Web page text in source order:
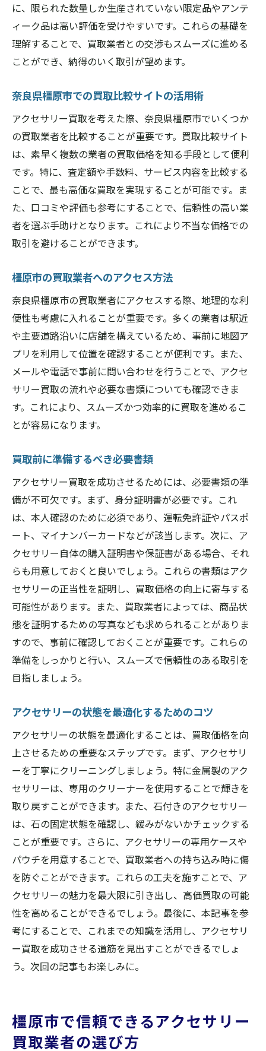
アクセサリーの鑑定を信頼できる場所で
不正な買取業者を見抜く方法
査定時に確認すべきポイント
橿原市での賢い取引を学ぶ
を実現する方法
市場調査を元にした価格設定
買取業者の提示価格を見極める
適正価格を引き出す交渉術
付加価値を活かした販売
橿原市の買取相場を利用する
契約の前に押さえておくべきこと
橿原市のアクセサリー買取で安心して取引する
契約書の内容を理解する
買取に伴うリスクを最小限にする
買取後のサポートを確認
信頼できる顧客対応の見極め方
橿原市での法令遵守を確認する
トラブル対応のための準備
大切なアクセサリーを買取に出す際の奈良県橿
原市での注意点
入れ法
買取前に確認すべきアクセサリーの状態
包装や保管状態が買取に与える影響
大切なアクセサリーを手放す時の心構え
査定員に聞いておくべき質問
橿原市での適切なタイミングを見極める
アクセサリー買取を成功させる！橿原市での効
果的な取引手法
取引をスムーズに進めるための準備
買取業者との交渉を成功させる秘訣
橿原市での有利な取引を選ぶ
買取業者から提示される条件を活用
お得な取引を実現するための心がけ
に、限られた数量しか生産されていない限定品やアンテ
ィーク品は高い評価を受けやすいです。これらの基礎を
理解することで、買取業者との交渉もスムーズに進める
ことができ、納得のいく取引が望めます。
奈良県橿原市での買取比較サイトの活用術
アクセサリー買取を考えた際、奈良県橿原市でいくつか
の買取業者を比較することが重要です。買取比較サイト
は、素早く複数の業者の買取価格を知る手段として便利
です。特に、査定額や手数料、サービス内容を比較する
ことで、最も高価な買取を実現することが可能です。ま
た、口コミや評価も参考にすることで、信頼性の高い業
者を選ぶ手助けとなります。これにより不当な価格での
取引を避けることができます。
橿原市の買取業者へのアクセス方法
奈良県橿原市の買取業者にアクセスする際、地理的な利
便性も考慮に入れることが重要です。多くの業者は駅近
や主要道路沿いに店舗を構えているため、事前に地図ア
プリを利用して位置を確認することが便利です。また、
メールや電話で事前に問い合わせを行うことで、アクセ
サリー買取の流れや必要な書類についても確認できま
す。これにより、スムーズかつ効率的に買取を進めるこ
とが容易になります。
買取前に準備するべき必要書類
アクセサリー買取を成功させるためには、必要書類の準
備が不可欠です。まず、身分証明書が必要です。これ
は、本人確認のために必須であり、運転免許証やパスポ
ート、マイナンバーカードなどが該当します。次に、ア
クセサリー自体の購入証明書や保証書がある場合、それ
らも用意しておくと良いでしょう。これらの書類はアク
セサリーの正当性を証明し、買取価格の向上に寄与する
可能性があります。また、買取業者によっては、商品状
態を証明するための写真なども求められることがありま
すので、事前に確認しておくことが重要です。これらの
準備をしっかりと行い、スムーズで信頼性のある取引を
目指しましょう。
アクセサリーの状態を最適化するためのコツ
アクセサリーの状態を最適化することは、買取価格を向
上させるための重要なステップです。まず、アクセサリ
ーを丁寧にクリーニングしましょう。特に金属製のアク
セサリーは、専用のクリーナーを使用することで輝きを
取り戻すことができます。また、石付きのアクセサリー
は、石の固定状態を確認し、緩みがないかチェックする
ことが重要です。さらに、アクセサリーの専用ケースや
パウチを用意することで、買取業者への持ち込み時に傷
を防ぐことができます。これらの工夫を施すことで、ア
クセサリーの魅力を最大限に引き出し、高価買取の可能
性を高めることができるでしょう。最後に、本記事を参
考にすることで、これまでの知識を活用し、アクセサリ
ー買取を成功させる道筋を見出すことができるでしょ
う。次回の記事もお楽しみに。
橿原市で信頼できるアクセサリー
買取業者の選び方